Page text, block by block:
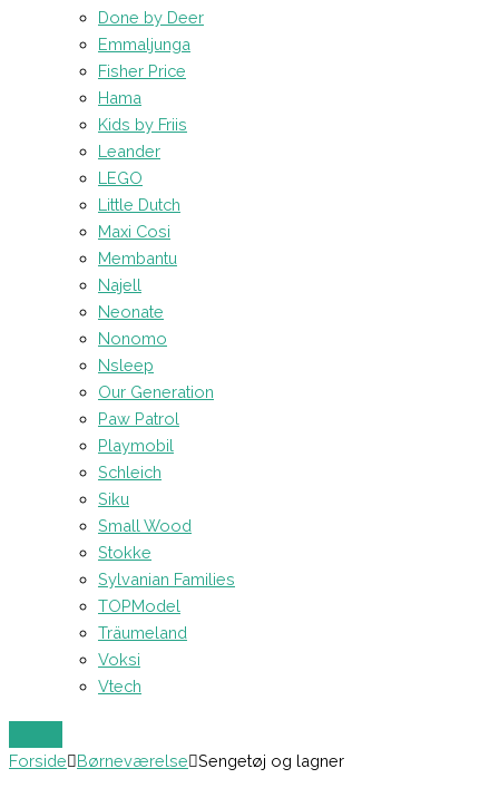
Done by Deer
Emmaljunga
Fisher Price
Hama
Kids by Friis
Leander
LEGO
Little Dutch
Maxi Cosi
Membantu
Najell
Neonate
Nonomo
Nsleep
Our Generation
Paw Patrol
Playmobil
Schleich
Siku
Small Wood
Stokke
Sylvanian Families
TOPModel
Träumeland
Voksi
Vtech
Forside Børneværelse Sengetøj og lagner